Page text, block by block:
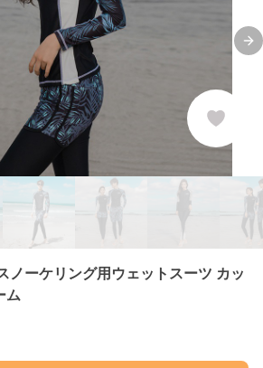
ノーケリング用ウェットスーツ カッ
ム